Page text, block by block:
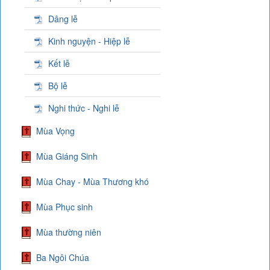
Dâng lễ
Kinh nguyện - Hiệp lễ
Kết lễ
Bộ lễ
Nghi thức - Nghi lễ
Mùa Vọng
Mùa Giáng Sinh
Mùa Chay - Mùa Thương khó
Mùa Phục sinh
Mùa thường niên
Ba Ngôi Chúa